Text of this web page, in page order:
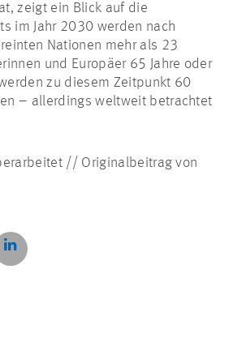
zeigt ein Blick auf die
im Jahr 2030 werden nach
Nationen mehr als 23
und Europäer 65 Jahre oder
zu diesem Zeitpunkt 60
– allerdings weltweit betrachtet
// Originalbeitrag von